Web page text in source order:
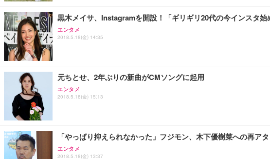
黒木メイサ、Instagramを開設！「ギリギリ20代の今インスタ始
エンタメ
2018.5.18(金) 14:35
元ちとせ、2年ぶりの新曲がCMソングに起用
エンタメ
2018.5.18(金) 15:13
「やっぱり抑えられなかった」フジモン、木下優樹菜への再ア
エンタメ
2018.5.18(金) 13:37